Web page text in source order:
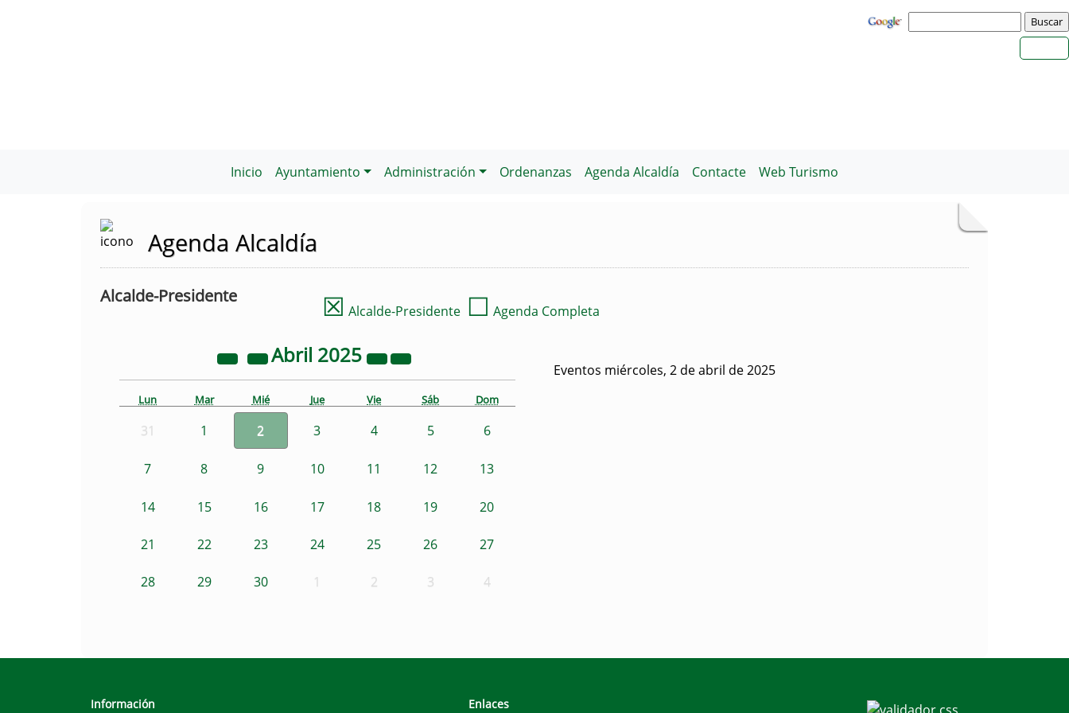
Inicio Ayuntamiento Administración Ordenanzas Agenda Alcaldía Contacte Web Turismo
Agenda Alcaldía
Alcalde-Presidente ☒ Alcalde-Presidente ☐ Agenda Completa
Abril 2025
Lun Mar Mié Jue Vie Sáb Dom
31 1 2 3 4 5 6
7 8 9 10 11 12 13
14 15 16 17 18 19 20
21 22 23 24 25 26 27
28 29 30 1 2 3 4
Eventos miércoles, 2 de abril de 2025
Información Enlaces